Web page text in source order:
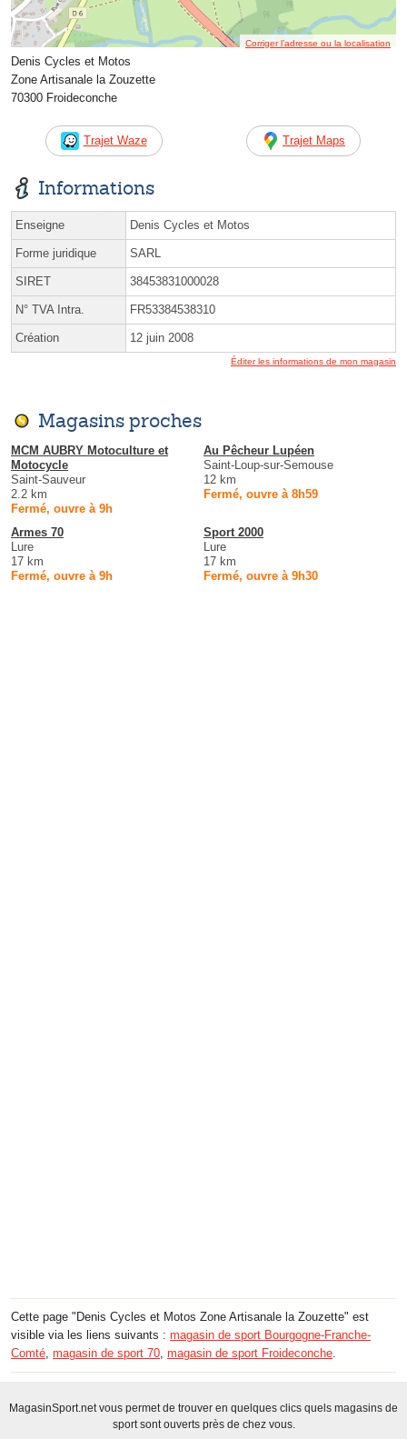
Corriger l’adresse ou la localisation
Denis Cycles et Motos
Zone Artisanale la Zouzette
70300 Froideconche
Trajet Waze Trajet Maps
Informations
Enseigne Denis Cycles et Motos
Forme juridique SARL
SIRET 38453831000028
N° TVA Intra. FR53384538310
Création 12 juin 2008
Éditer les informations de mon magasin
Magasins proches
MCM AUBRY Motoculture et
Motocycle
Saint-Sauveur
2.2 km
Fermé, ouvre à 9h
Au Pêcheur Lupéen
Saint-Loup-sur-Semouse
12 km
Fermé, ouvre à 8h59
Armes 70
Lure
17 km
Fermé, ouvre à 9h
Sport 2000
Lure
17 km
Fermé, ouvre à 9h30
Cette page "Denis Cycles et Motos Zone Artisanale la Zouzette" est
visible via les liens suivants : magasin de sport Bourgogne-Franche-
Comté magasin de sport 70 magasin de sport Froideconche
MagasinSport.net vous permet de trouver en quelques clics quels magasins de
sport sont ouverts près de chez vous.